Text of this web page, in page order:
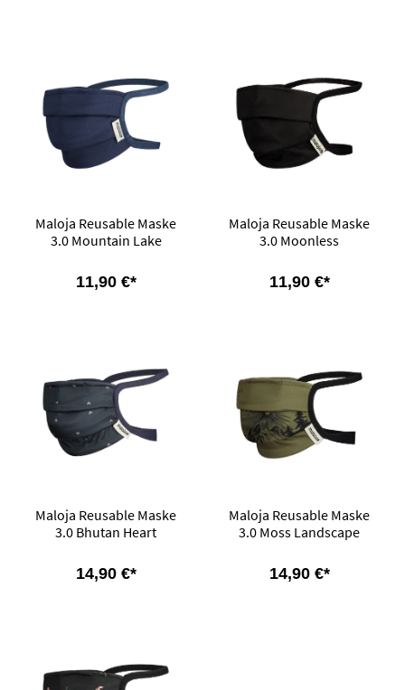
Maloja Reusable Maske
3.0 Mountain Lake
11,90 €*
Maloja Reusable Maske
3.0 Moonless
11,90 €*
Maloja Reusable Maske
3.0 Bhutan Heart
14,90 €*
Maloja Reusable Maske
3.0 Moss Landscape
14,90 €*